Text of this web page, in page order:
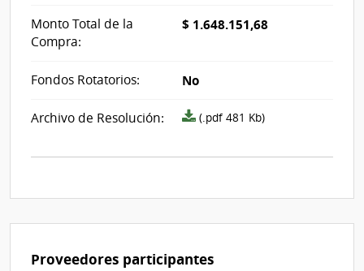
Monto Total de la
Compra:
$ 1.648.151,68
Fondos Rotatorios: No
Archivo de Resolución:
Archivo
acta_1332000.pdf
(.pdf 481 Kb)
Proveedores participantes